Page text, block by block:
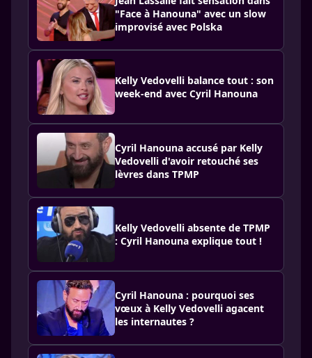
"Face à Hanouna" avec un slow
improvisé avec Polska
Kelly Vedovelli balance tout : son
week-end avec Cyril Hanouna
Cyril Hanouna accusé par Kelly
Vedovelli d'avoir retouché ses
lèvres dans TPMP
Kelly Vedovelli absente de TPMP
: Cyril Hanouna explique tout !
Cyril Hanouna : pourquoi ses
vœux à Kelly Vedovelli agacent
les internautes ?